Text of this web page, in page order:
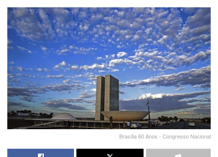
Brasília 60 Anos - Congresso Nacional